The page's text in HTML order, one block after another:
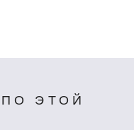
ЭТОЙ